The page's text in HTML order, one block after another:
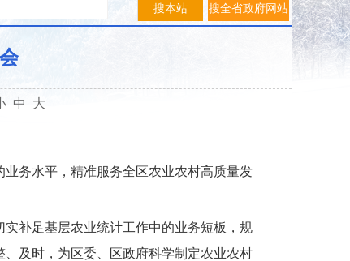
中 大
务水平，精准服务全区农业农村高质量发
补足基层农业统计工作中的业务短板，规
及时，为区委、区政府科学制定农业农村